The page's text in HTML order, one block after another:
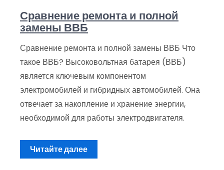
Сравнение ремонта и полной
замены ВВБ
Сравнение ремонта и полной замены ВВБ Что
такое ВВБ? Высоковольтная батарея (ВВБ)
является ключевым компонентом
электромобилей и гибридных автомобилей. Она
отвечает за накопление и хранение энергии,
необходимой для работы электродвигателя.
Читайте далее